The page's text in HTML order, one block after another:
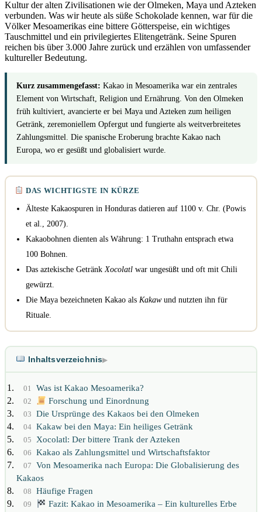
Kultur der alten Zivilisationen wie der Olmeken, Maya und Azteken
verbunden. Was wir heute als süße Schokolade kennen, war für die
Völker Mesoamerikas eine bittere Götterspeise, ein wichtiges
Tauschmittel und ein privilegiertes Elitengetränk. Seine Spuren
reichen bis über 3.000 Jahre zurück und erzählen von umfassender
kultureller Bedeutung.
Kurz zusammengefasst: Kakao in Mesoamerika war ein zentrales
Element von Wirtschaft, Religion und Ernährung. Von den Olmeken
früh kultiviert, avancierte er bei Maya und Azteken zum heiligen
Getränk, zeremoniellem Opfergut und fungierte als weitverbreitetes
Zahlungsmittel. Die spanische Eroberung brachte Kakao nach
Europa, wo er gesüßt und globalisiert wurde.
DAS WICHTIGSTE IN KÜRZE
Älteste Kakaospuren in Honduras datieren auf 1100 v. Chr. (Powis
et al., 2007).
Kakaobohnen dienten als Währung: 1 Truthahn entsprach etwa
100 Bohnen.
Das aztekische Getränk Xocolatlwar ungesüßt und oft mit Chili
gewürzt.
Die Maya bezeichneten Kakao als Kakawund nutzten ihn für
Rituale.
Inhaltsverzeichnis▶
01 Was ist Kakao Mesoamerika?
02 Forschung und Einordnung
03 Die Ursprünge des Kakaos bei den Olmeken
04 Kakaw bei den Maya: Ein heiliges Getränk
05 Xocolatl: Der bittere Trank der Azteken
06 Kakao als Zahlungsmittel und Wirtschaftsfaktor
07 Von Mesoamerika nach Europa: Die Globalisierung des
Kakaos
08 Häufige Fragen
09 Fazit: Kakao in Mesoamerika – Ein kulturelles Erbe